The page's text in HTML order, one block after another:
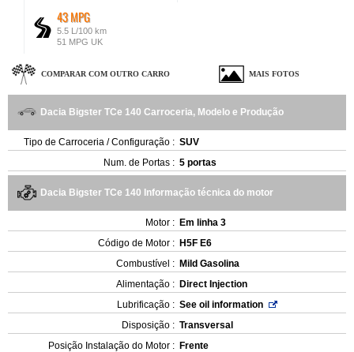
43 MPG
5.5 L/100 km
51 MPG UK
COMPARAR COM OUTRO CARRO MAIS FOTOS
Dacia Bigster TCe 140 Carroceria, Modelo e Produção
Tipo de Carroceria / Configuração : SUV
Num. de Portas : 5 portas
Dacia Bigster TCe 140 Informação técnica do motor
Motor : Em linha 3
Código de Motor : H5F E6
Combustível : Mild Gasolina
Alimentação : Direct Injection
Lubrificação : See oil information
Disposição : Transversal
Posição Instalação do Motor : Frente